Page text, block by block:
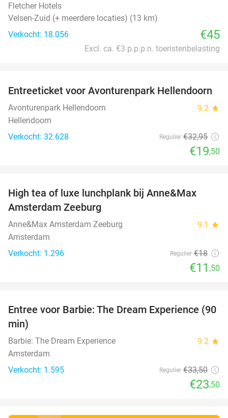
Fletcher Hotels
Velsen-Zuid (+ meerdere locaties) (13 km)
Verkocht: 18.056
€45
Excl. ca. €3 p.p.p.n. toeristenbelasting
41%
Entreeticket voor Avonturenpark Hellendoorn
Avonturenpark Hellendoorn 9.2 star
Hellendoorn
Verkocht: 32.628
Regulier €32,95
€19,50
High tea of luxe lunchplank bij Anne&Max
Amsterdam Zeeburg
Anne&Max Amsterdam Zeeburg 9.1 star
Amsterdam
Verkocht: 1.296
Regulier €18
€11 ,50
30%
Entree voor Barbie: The Dream Experience (90
min)
Barbie: The Dream Experience 9.2 star
Amsterdam
Verkocht: 1.595
Regulier €33,50
€23,50